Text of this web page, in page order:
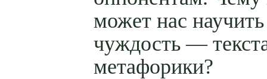
может нас научить
чуждость —
метафорики?